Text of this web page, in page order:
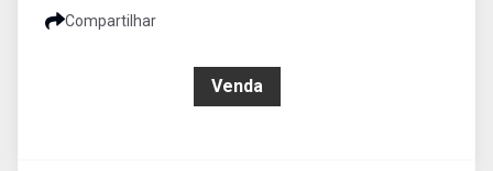
Compartilhar
Venda